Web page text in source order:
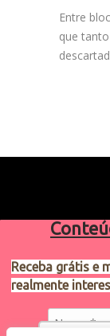
Receba grátis e
realmente
Entre
que